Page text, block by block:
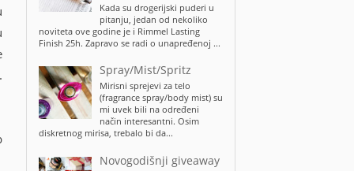
Kada su drogerijski puderi u
pitanju, jedan od nekoliko
noviteta ove godine je i Rimmel Lasting
Finish 25h. Zapravo se radi o unapređenoj ...
Spray/Mist/Spritz
Mirisni sprejevi za telo
(fragrance spray/body mist) su
mi uvek bili na određeni
način interesantni. Osim
diskretnog mirisa, trebalo bi da...
Novogodišnji giveaway